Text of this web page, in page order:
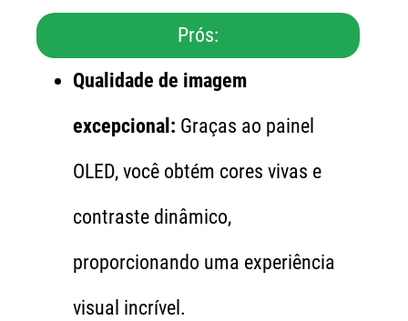
Prós:
Qualidade de imagem
excepcional: Graças ao painel
OLED, você obtém cores vivas e
contraste dinâmico,
proporcionando uma experiência
visual incrível.